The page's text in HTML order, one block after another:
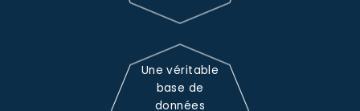
Une véritable
base de
données